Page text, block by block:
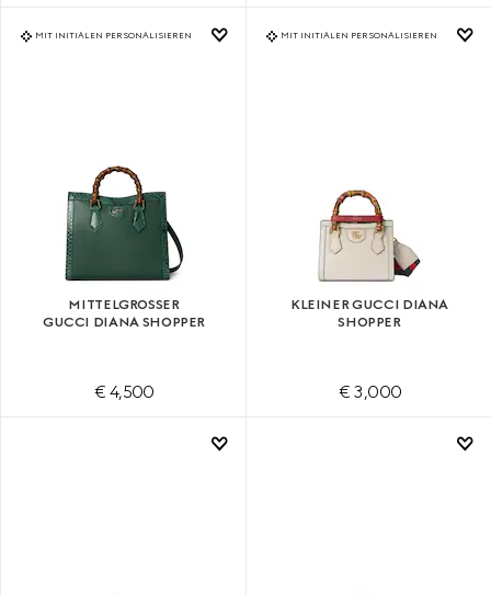
MIT INITIALEN PERSONALISIEREN
MITTELGROSSER G
UCCI DIANA SHOPPER
€ 4,500
MIT INITIALEN PERSONALISIEREN
KLEINER GUCCI DIANA
SHOPPER
€ 3,000